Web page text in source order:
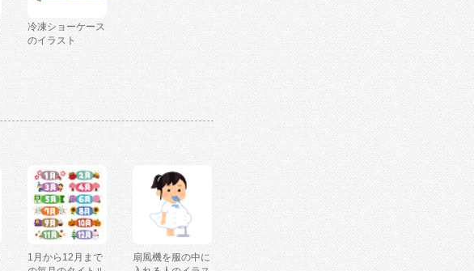
冷凍ショーケース
のイラスト
1月から12月まで
扇風機を服の中に